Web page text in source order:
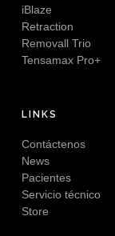
iBlaze
Retraction
Removall Trio
Tensamax Pro+
LINKS
Contáctenos
News
Pacientes
Servicio técnico
Store